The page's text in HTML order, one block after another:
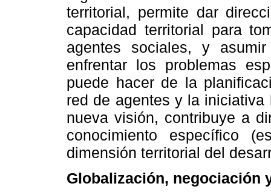
territorial, permite dar
capacidad territorial para
agentes sociales, y
enfrentar los problemas
puede hacer de la
red de agentes y la
nueva visión, contribuye a
conocimiento específico
dimensión territorial del
Globalización, negociación